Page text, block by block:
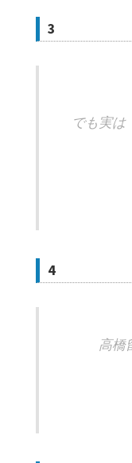
3
でも実
4
高橋